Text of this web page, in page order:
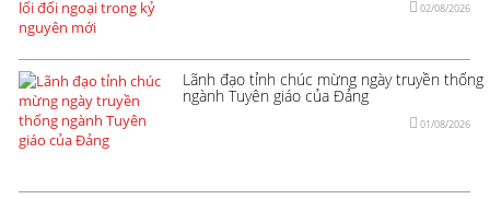
02/08/2026
Lãnh đạo tỉnh chúc mừng ngày truyền thống
ngành Tuyên giáo của Đảng
01/08/2026